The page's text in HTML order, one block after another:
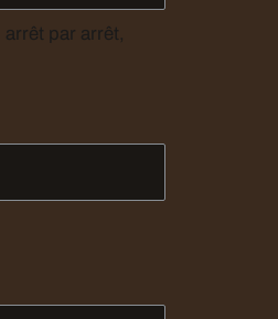
par arrêt,